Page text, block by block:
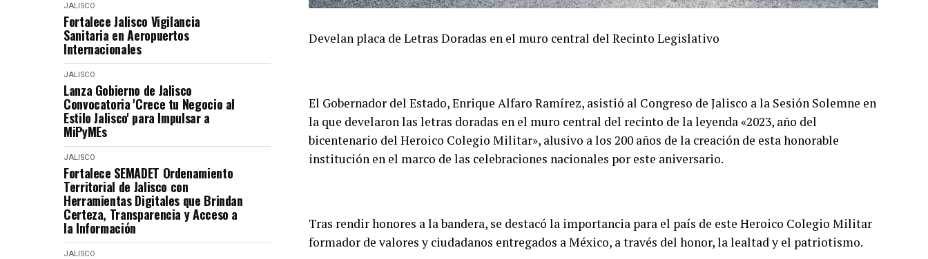
JALISCO
Fortalece Jalisco Vigilancia
Sanitaria en Aeropuertos
Internacionales
JALISCO
Lanza Gobierno de Jalisco
Convocatoria 'Crece tu Negocio al
Estilo Jalisco' para Impulsar a
MiPyMEs
JALISCO
Fortalece SEMADET Ordenamiento
Territorial de Jalisco con
Herramientas Digitales que Brindan
Certeza, Transparencia y Acceso a
la Información
JALISCO
Develan placa de Letras Doradas en el muro central del Recinto Legislativo
El Gobernador del Estado, Enrique Alfaro Ramírez, asistió al Congreso de Jalisco a la Sesión Solemne en
la que develaron las letras doradas en el muro central del recinto de la leyenda «2023, año del
bicentenario del Heroico Colegio Militar», alusivo a los 200 años de la creación de esta honorable
institución en el marco de las celebraciones nacionales por este aniversario.
Tras rendir honores a la bandera, se destacó la importancia para el país de este Heroico Colegio Militar
formador de valores y ciudadanos entregados a México, a través del honor, la lealtad y el patriotismo.